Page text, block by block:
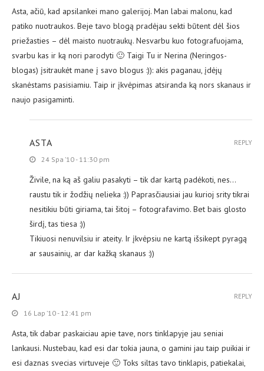
Asta, ačiū, kad apsilankei mano galerijoj. Man labai malonu, kad
patiko nuotraukos. Beje tavo blogą pradėjau sekti būtent dėl šios
priežasties – dėl maisto nuotraukų. Nesvarbu kuo fotografuojama,
svarbu kas ir ką nori parodyti 🙂 Taigi Tu ir Nerina (Neringos-
blogas) įsitraukėt mane į savo blogus :)): akis paganau, įdėjų
skanėstams pasisiamiu. Taip ir įkvėpimas atsiranda ką nors skanaus ir
naujo pasigaminti.
ASTA
24 Spa ’10 - 11:30 pm
Živile, na ką aš galiu pasakyti – tik dar kartą padėkoti, nes…
raustu tik ir žodžių nelieka :)) Paprasčiausiai jau kurioj srity tikrai
nesitikiu būti giriama, tai šitoj – fotografavimo. Bet bais glosto
širdį, tas tiesa :))
Tikiuosi nenuvilsiu ir ateity. Ir įkvėpsiu ne kartą išsikept pyragą
ar sausainių, ar dar kažką skanaus :))
REPLY
AJ
16 Lap ’10 - 12:41 pm
Asta, tik dabar paskaiciau apie tave, nors tinklapyje jau seniai
lankausi. Nustebau, kad esi dar tokia jauna, o gamini jau taip puikiai ir
esi daznas svecias virtuveje 🙂 Toks siltas tavo tinklapis, patiekalai,
REPLY